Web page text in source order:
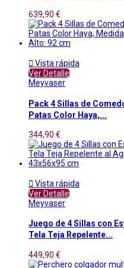
639,90 €
 Vista rápida
Ver Detalle
Meyvaser
Pack 4 Sillas de
Patas Color Haya,...
344,90 €
 Vista rápida
Ver Detalle
Meyvaser
Juego de 4 Sillas con
Tela Teja Repelente...
449,90 €